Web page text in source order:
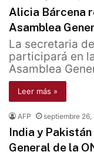
Alicia Bárcena
Asamblea
La secretaria
participará en
Asamblea
Leer más »
AFP septiembre 26,
India y
General de la